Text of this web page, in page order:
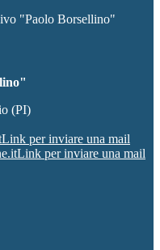
"Paolo Borsellino"
(PI)
Link per inviare una mail
Link per inviare una mail